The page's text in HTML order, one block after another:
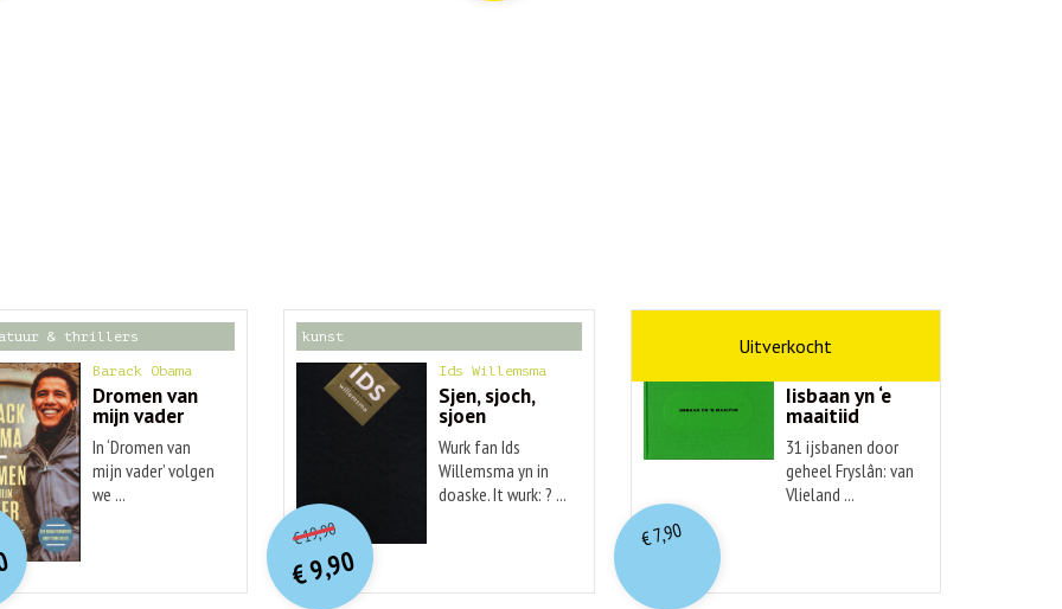
& thrillers
Barack Obama
Dromen van
mijn vader
In ‘Dromen van
mijn vader’ volgen
we ...
€ 20,00.
€ 9,90.
kunst
Ids Willemsma
Sjen, sjoch,
sjoen
Wurk fan Ids
Willemsma yn in
doaske. It wurk: ? ...
€19,90O
orspr
onkelijke
prijs
was:
€ 19,90.
€9,90
Huidige
prijs
is:
€ 9,90.
Iisbaan yn ‘e
maaitiid
31 ijsbanen door
geheel Fryslân: van
Vlieland ...
€7,90